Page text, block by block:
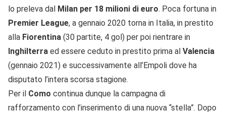
lo preleva dal Milan per 18 milioni di euro. Poca fortuna in
Premier League, a gennaio 2020 torna in Italia, in prestito
alla Fiorentina (30 partite, 4 gol) per poi rientrare in
Inghilterra ed essere ceduto in prestito prima al Valencia
(gennaio 2021) e successivamente all’Empoli dove ha
disputato l’intera scorsa stagione.
Per il Como continua dunque la campagna di
rafforzamento con l’inserimento di una nuova “stella”. Dopo